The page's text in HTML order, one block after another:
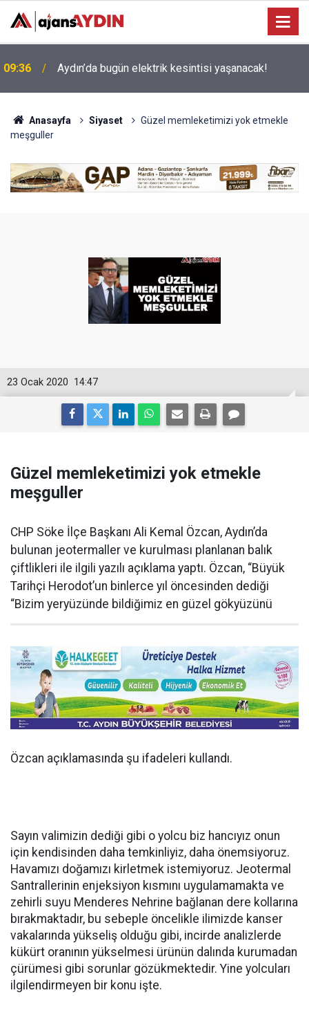
09:36 Aydın’da bugün elektrik kesintisi yaşanacak!
Anasayfa Siyaset
Güzel memleketimizi yok etmekle
meşguller
14:47
23 Ocak 2020
Güzel memleketimizi yok etmekle
meşguller
CHP Söke İlçe Başkanı Ali Kemal Özcan, Aydın’da
bulunan jeotermaller ve kurulması planlanan balık
çiftlikleri ile ilgili yazılı açıklama yaptı. Özcan, “Büyük
Tarihçi Herodot’un binlerce yıl öncesinden dediği
“Bizim yeryüzünde bildiğimiz en güzel gökyüzünü
Özcan açıklamasında şu ifadeleri kullandı.
Sayın valimizin dediği gibi o yolcu biz hancıyız onun
için kendisinden daha temkinliyiz, daha önemsiyoruz.
Havamızı doğamızı kirletmek istemiyoruz. Jeotermal
Santrallerinin enjeksiyon kısmını uygulamamakta ve
zehirli suyu Menderes Nehrine bağlanan dere kollarına
bırakmaktadır, bu sebeple öncelikle ilimizde kanser
vakalarında yükseliş olduğu gibi, incirde analizlerde
kükürt oranının yükselmesi ürünün dalında kurumadan
çürümesi gibi sorunlar gözükmektedir. Yine yolcuları
ilgilendirmeyen bir konu işte.